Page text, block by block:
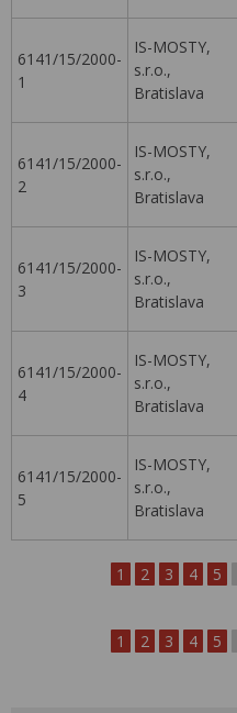
6141/15/2000-
1
IS-MOSTY,
s.r.o.,
Bratislava
6141/15/2000-
2
IS-MOSTY,
s.r.o.,
Bratislava
6141/15/2000-
3
IS-MOSTY,
s.r.o.,
Bratislava
6141/15/2000-
4
IS-MOSTY,
s.r.o.,
Bratislava
6141/15/2000-
5
IS-MOSTY,
s.r.o.,
Bratislava
1 2 3 4 5
1 2 3 4 5